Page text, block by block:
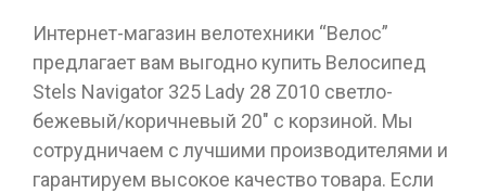
Интернет-магазин велотехники “Велос”
предлагает вам выгодно купить Велосипед
Stels Navigator 325 Lady 28 Z010 светло-
бежевый/коричневый 20" с корзиной. Мы
сотрудничаем с лучшими производителями и
гарантируем высокое качество товара. Если